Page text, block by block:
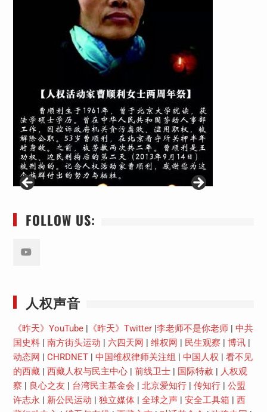
FOLLOW US:
人权声音
《昨天》YouTube| 《昨天》Twitter| 李老师不是你老师| 中共
国史料| 南方街头运动 六四天网 维权网 民生观察 博讯|
动态网
CHRDNET| 中国维权律师关注组 中国人权
看不见
的西藏| 西藏人权与民主中心| 前线卫士| 国际特赦
人权观
察
良心之友 台湾民主基金会 北京爱知行| 传知行| 公盟
许志永
新公民运动 独立媒体| 全球之声| 安全工具箱
西